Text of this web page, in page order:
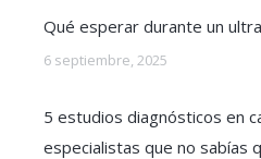
Qué esperar durante un
6 septiembre, 2025
5 estudios diagnósticos en
especialistas que no sabías